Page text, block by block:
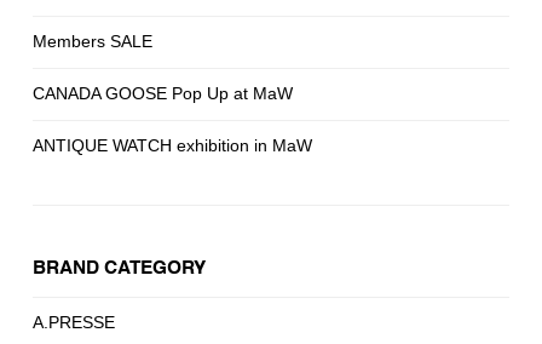
Members SALE
CANADA GOOSE Pop Up at MaW
ANTIQUE WATCH exhibition in MaW
BRAND CATEGORY
A.PRESSE